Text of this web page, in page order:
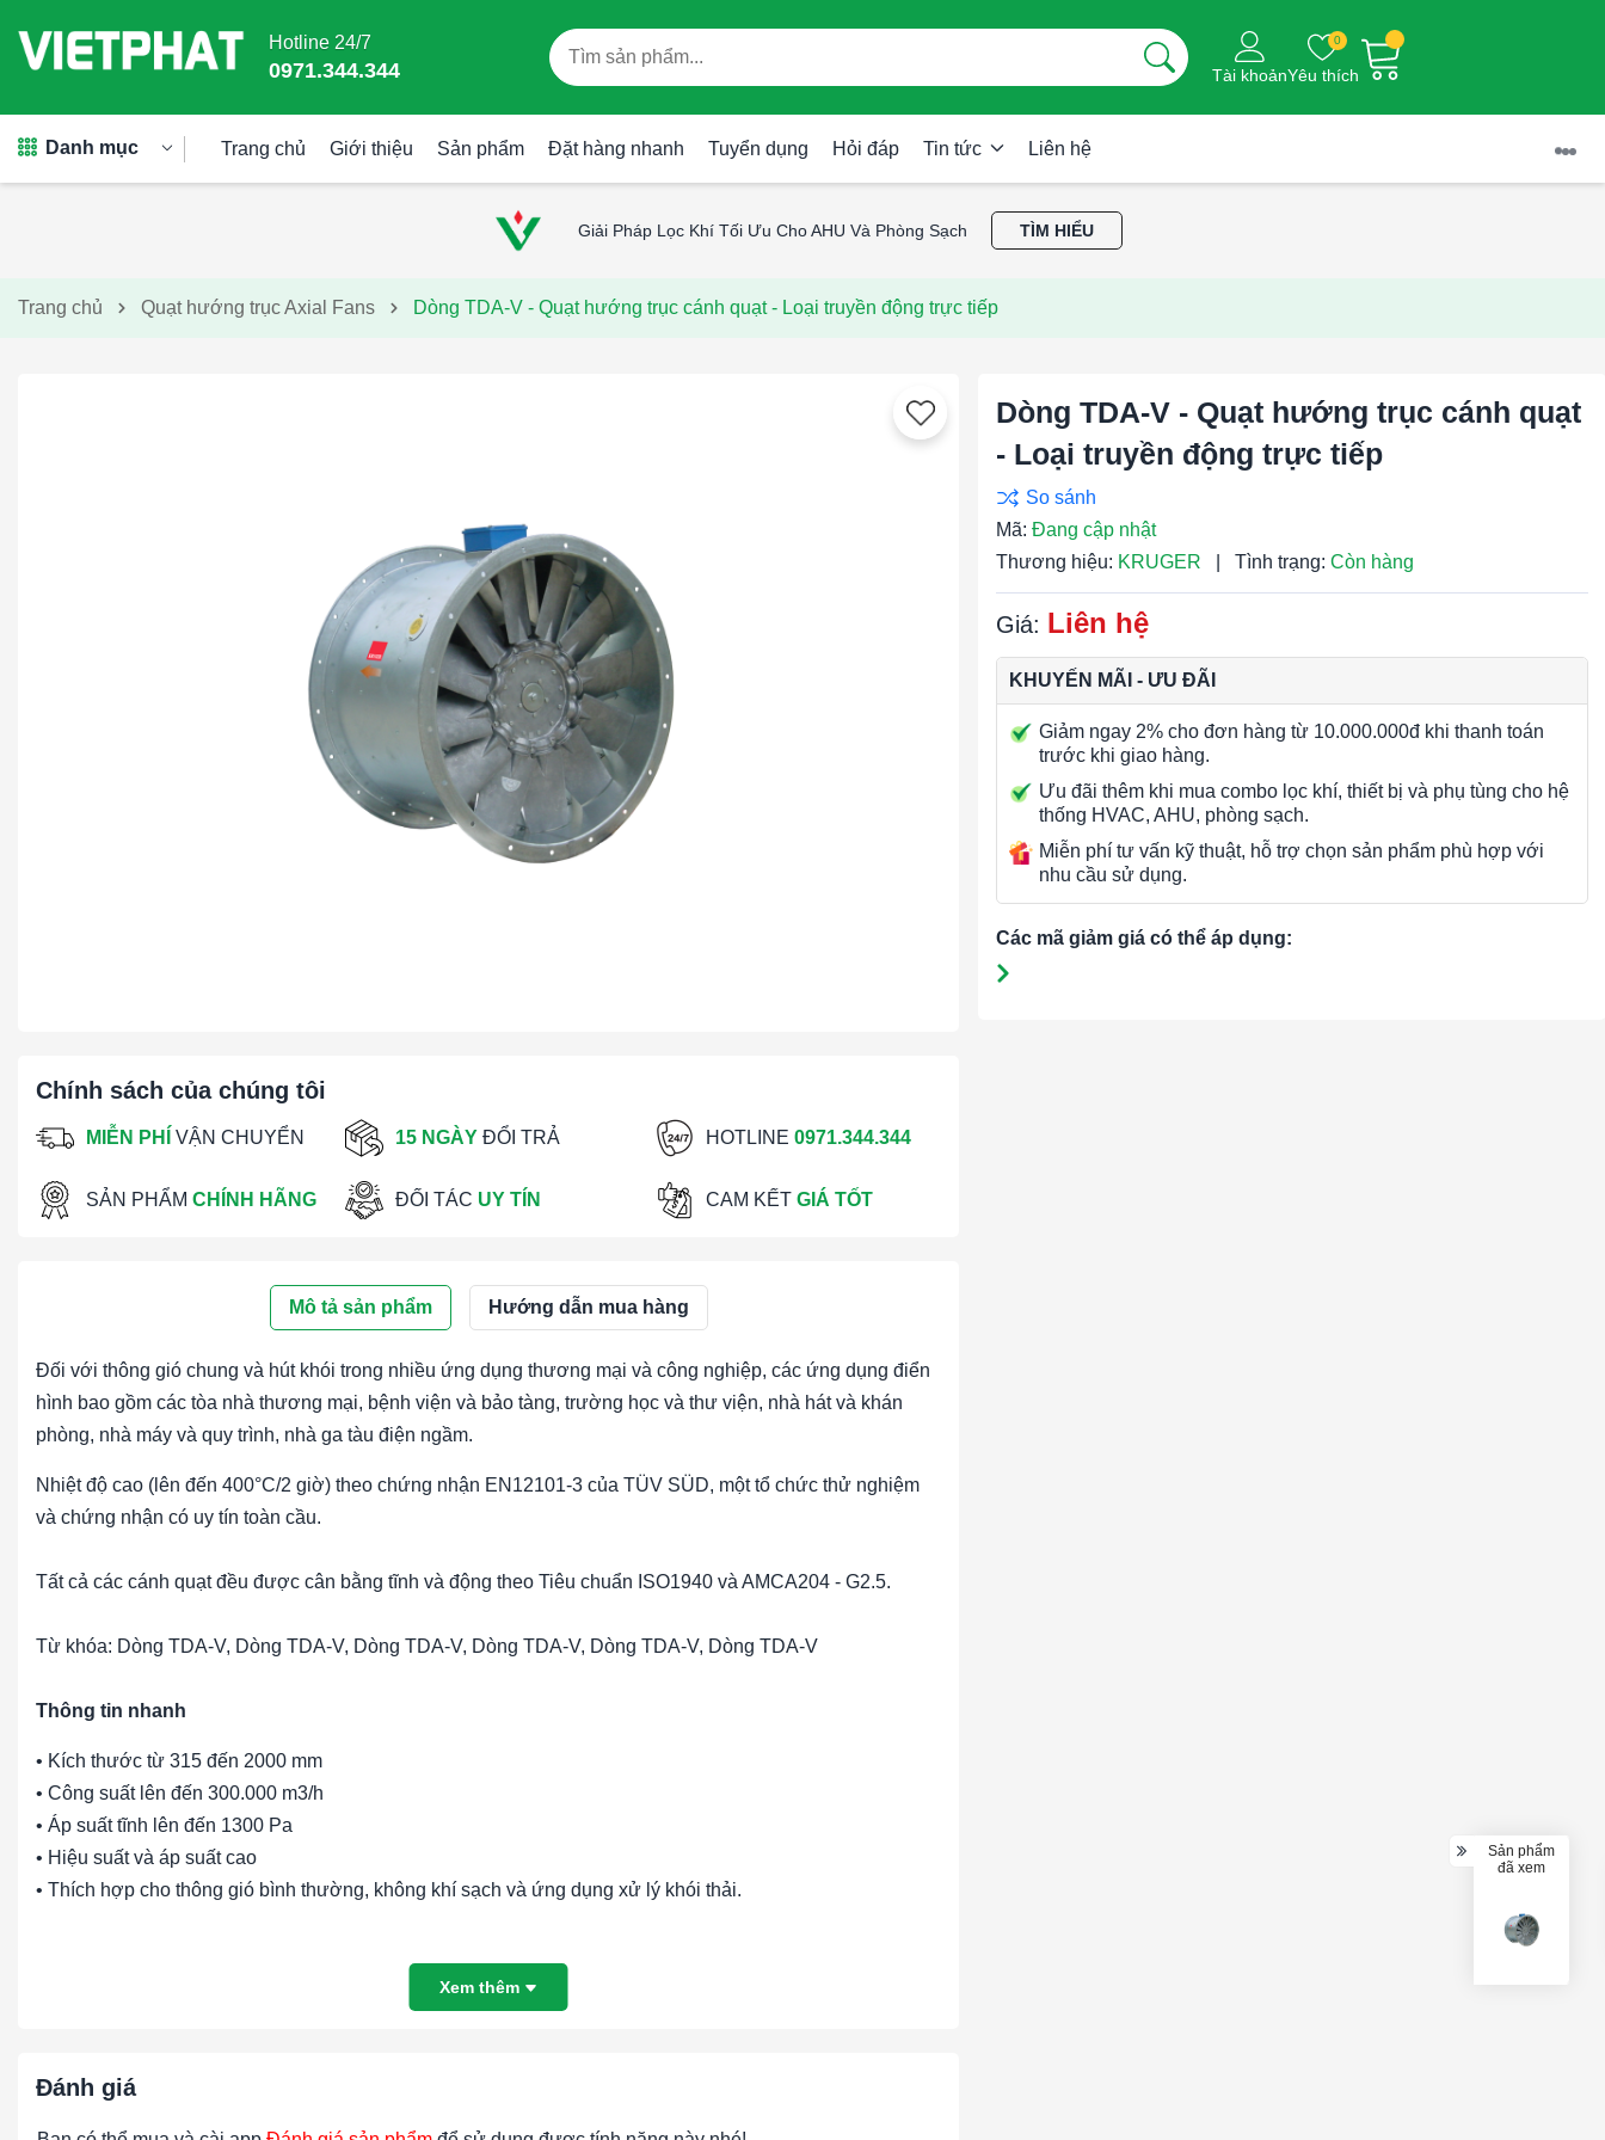
Hotline 24/7
0971.344.344 Tài khoản
0
Yêu thích
Danh mục Trang chủ Giới thiệu Sản phẩm Đặt hàng nhanh Tuyển dụng Hỏi đáp Tin tức Liên hệ
Giải Pháp Lọc Khí Tối Ưu Cho AHU Và Phòng Sạch TÌM HIỂU
Trang chủ Quạt hướng trục Axial Fans Dòng TDA-V - Quạt hướng trục cánh quạt - Loại truyền động trực tiếp
Chính sách của chúng tôi
MIỄN PHÍ VẬN CHUYỂN 15 NGÀY ĐỔI TRẢ HOTLINE 0971.344.344
SẢN PHẨM CHÍNH HÃNG ĐỐI TÁC UY TÍN CAM KẾT GIÁ TỐT
Mô tả sản phẩm Hướng dẫn mua hàng
Đối với thông gió chung và hút khói trong nhiều ứng dụng thương mại và công nghiệp, các ứng dụng điển
hình bao gồm các tòa nhà thương mại, bệnh viện và bảo tàng, trường học và thư viện, nhà hát và khán
phòng, nhà máy và quy trình, nhà ga tàu điện ngầm.
Nhiệt độ cao (lên đến 400°C/2 giờ) theo chứng nhận EN12101-3 của TÜV SÜD, một tổ chức thử nghiệm
và chứng nhận có uy tín toàn cầu.
Tất cả các cánh quạt đều được cân bằng tĩnh và động theo Tiêu chuẩn ISO1940 và AMCA204 - G2.5.
Từ khóa: Dòng TDA-V, Dòng TDA-V, Dòng TDA-V, Dòng TDA-V, Dòng TDA-V, Dòng TDA-V
Thông tin nhanh
• Kích thước từ 315 đến 2000 mm
• Công suất lên đến 300.000 m3/h
• Áp suất tĩnh lên đến 1300 Pa
• Hiệu suất và áp suất cao
• Thích hợp cho thông gió bình thường, không khí sạch và ứng dụng xử lý khói thải.
Động cơ
Xem thêm
Đánh giá
Dòng TDA-V - Quạt hướng trục cánh quạt
- Loại truyền động trực tiếp
Mã:Đang cập nhật
Thương hiệu: KRUGER Tình trạng: Còn hàng
Giá: Liên hệ
KHUYẾN MÃI - ƯU ĐÃI
Giảm ngay 2% cho đơn hàng từ 10.000.000đ khi thanh toán
trước khi giao hàng.
Ưu đãi thêm khi mua combo lọc khí, thiết bị và phụ tùng cho hệ
thống HVAC, AHU, phòng sạch.
Miễn phí tư vấn kỹ thuật, hỗ trợ chọn sản phẩm phù hợp với
nhu cầu sử dụng.
Các mã giảm giá có thể áp dụng:
Sản phẩm
đã xem